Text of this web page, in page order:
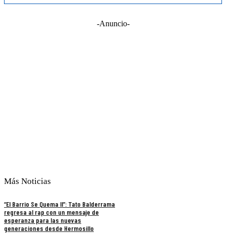
-Anuncio-
Más Noticias
“El Barrio Se Quema II”: Tato Balderrama
regresa al rap con un mensaje de
esperanza para las nuevas
generaciones desde Hermosillo